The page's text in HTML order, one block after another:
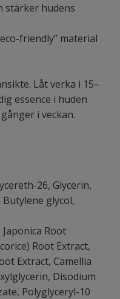
stärker hudens
friendly” material
Låt verka i 15–
essence i huden
i veckan.
26, Glycerin,
glycol,
Root
Root Extract,
Extract, Camellia
Disodium
Polyglyceryl-10